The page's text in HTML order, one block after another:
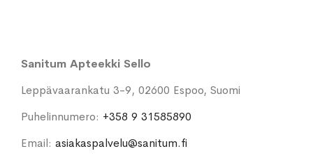
Sanitum Apteekki Sello
Leppävaarankatu 3-9, 02600 Espoo, Suomi
Puhelinnumero: +358 9 31585890
Email: asiakaspalvelu@sanitum.fi